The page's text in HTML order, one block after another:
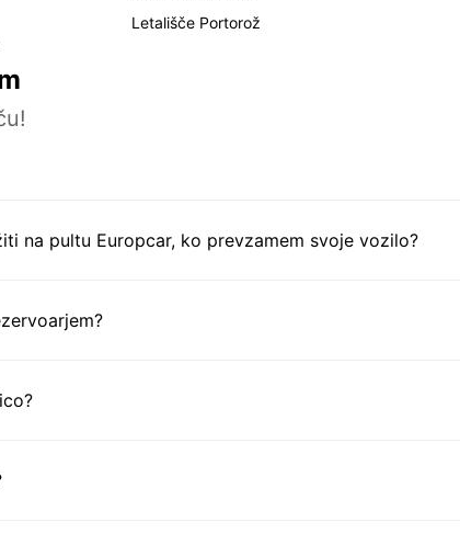
Letališče Portorož
na pultu Europcar, ko prevzamem svoje vozilo?